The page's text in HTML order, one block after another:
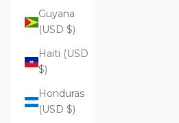
Guyana
(USD $)
Haiti (USD
$)
Honduras
(USD $)